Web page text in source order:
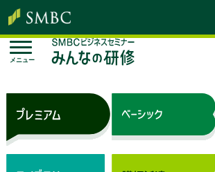
メニュー